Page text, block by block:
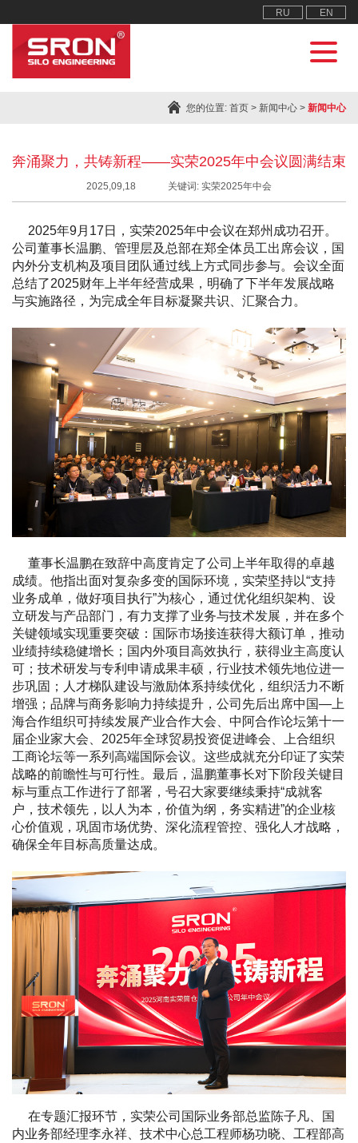
RU EN
您的位置: 首页 > 新闻中心 > 新闻中心
奔涌聚力，共铸新程——实荣2025年中会议圆满结束
2025,09,18 关键词: 实荣2025年中会
2025年9月17日，实荣2025年中会议在郑州成功召开。
公司董事长温鹏、管理层及总部在郑全体员工出席会议，国
内外分支机构及项目团队通过线上方式同步参与。会议全面
总结了2025财年上半年经营成果，明确了下半年发展战略
与实施路径，为完成全年目标凝聚共识、汇聚合力。
董事长温鹏在致辞中高度肯定了公司上半年取得的卓越
成绩。他指出面对复杂多变的国际环境，实荣坚持以“支持
业务成单，做好项目执行”为核心，通过优化组织架构、设
立研发与产品部门，有力支撑了业务与技术发展，并在多个
关键领域实现重要突破：国际市场接连获得大额订单，推动
业绩持续稳健增长；国内外项目高效执行，获得业主高度认
可；技术研发与专利申请成果丰硕，行业技术领先地位进一
步巩固；人才梯队建设与激励体系持续优化，组织活力不断
增强；品牌与商务影响力持续提升，公司先后出席中国—上
海合作组织可持续发展产业合作大会、中阿合作论坛第十一
届企业家大会、2025年全球贸易投资促进峰会、上合组织
工商论坛等一系列高端国际会议。这些成就充分印证了实荣
战略的前瞻性与可行性。最后，温鹏董事长对下阶段关键目
标与重点工作进行了部署，号召大家要继续秉持“成就客
户，技术领先，以人为本，价值为纲，务实精进”的企业核
心价值观，巩固市场优势、深化流程管控、强化人才战略，
确保全年目标高质量达成。
在专题汇报环节，实荣公司国际业务部总监陈子凡、国
内业务部经理李永祥、技术中心总工程师杨功晓、工程部高